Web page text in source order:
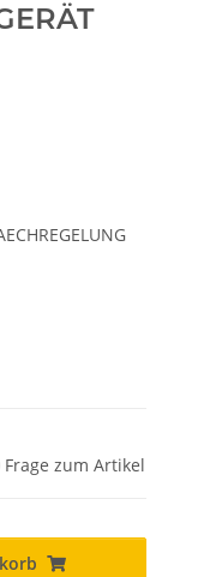
Frage zum Artikel